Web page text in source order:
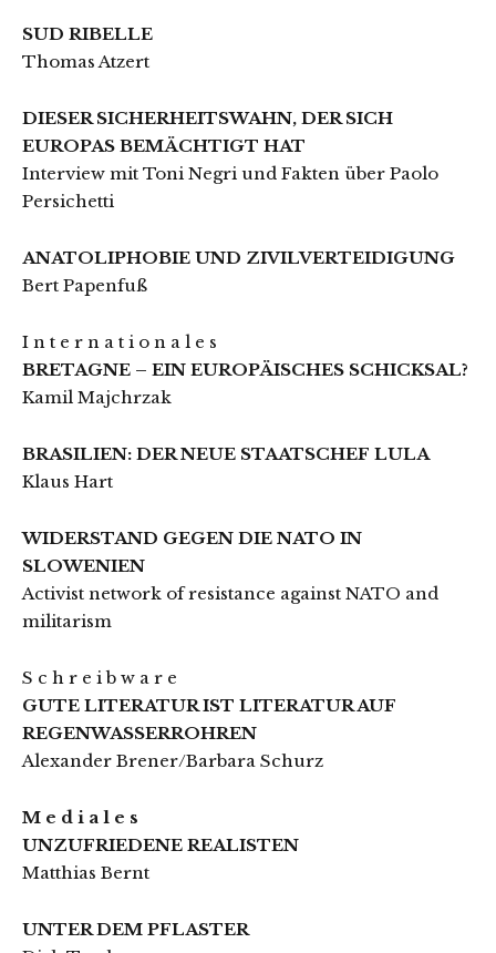
SUD RIBELLE
Thomas Atzert
DIESER SICHERHEITSWAHN, DER SICH
EUROPAS BEMÄCHTIGT HAT
Interview mit Toni Negri und Fakten über Paolo
Persichetti
ANATOLIPHOBIE UND ZIVILVERTEIDIGUNG
Bert Papenfuß
I n t e r n a t i o n a l e s
BRETAGNE – EIN EUROPÄISCHES SCHICKSAL?
Kamil Majchrzak
BRASILIEN: DER NEUE STAATSCHEF LULA
Klaus Hart
WIDERSTAND GEGEN DIE NATO IN
SLOWENIEN
Activist network of resistance against NATO and
militarism
S c h r e i b w a r e
GUTE LITERATUR IST LITERATUR AUF
REGENWASSERROHREN
Alexander Brener/Barbara Schurz
M e d i a l e s
UNZUFRIEDENE REALISTEN
Matthias Bernt
UNTER DEM PFLASTER